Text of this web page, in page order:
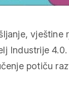
vještine
Industrije
potiču